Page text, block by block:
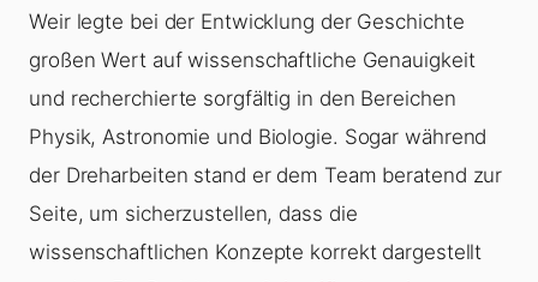
Weir legte bei der Entwicklung der Geschichte
großen Wert auf wissenschaftliche Genauigkeit
und recherchierte sorgfältig in den Bereichen
Physik, Astronomie und Biologie. Sogar während
der Dreharbeiten stand er dem Team beratend zur
Seite, um sicherzustellen, dass die
wissenschaftlichen Konzepte korrekt dargestellt